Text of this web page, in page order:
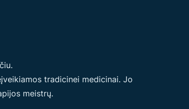
tradicinei medicinai. Jo
meistrų.